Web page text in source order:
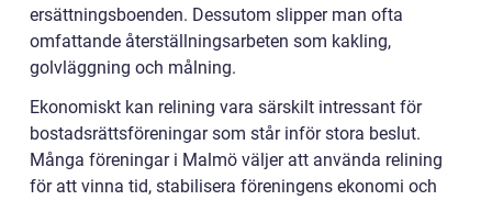
ersättningsboenden. Dessutom slipper man ofta
omfattande återställningsarbeten som kakling,
golvläggning och målning.
Ekonomiskt kan relining vara särskilt intressant för
bostadsrättsföreningar som står inför stora beslut.
Många föreningar i Malmö väljer att använda relining
för att vinna tid, stabilisera föreningens ekonomi och